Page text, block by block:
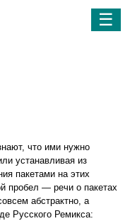
☰
что ими нужно
устанавливая из
пакетами на этих
пробел — речи о пакетах
абстрактно, а
Русского Ремикса: